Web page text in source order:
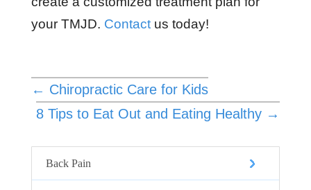
your TMJD. Contactus today!
← Chiropractic Care for Kids
8 Tips to Eat Out and Eating Healthy →
Back Pain